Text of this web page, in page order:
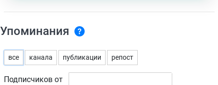
Упоминания
все канала публикации репост
Подписчиков от